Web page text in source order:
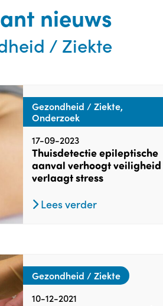
nieuws
/ Ziekte
Gezondheid / Ziekte,
Onderzoek
17-09-2023
Thuisdetectie epileptische
aanval verhoogt veiligheid
verlaagt stress
Lees verder
Gezondheid / Ziekte
10-12-2021